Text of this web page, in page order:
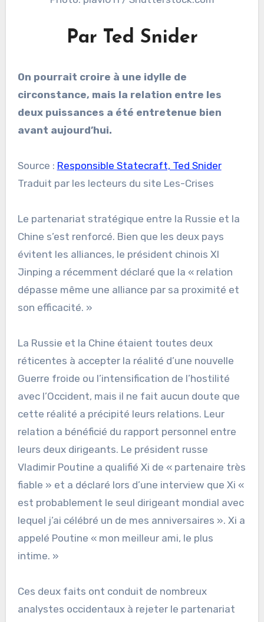
Par Ted Snider
On pourrait croire à une idylle de
circonstance, mais la relation entre les
deux puissances a été entretenue bien
avant aujourd’hui.
Source : Responsible Statecraft, Ted Snider
Traduit par les lecteurs du site Les-Crises
Le partenariat stratégique entre la Russie et la
Chine s’est renforcé. Bien que les deux pays
évitent les alliances, le président chinois XI
Jinping a récemment déclaré que la « relation
dépasse même une alliance par sa proximité et
son efficacité. »
La Russie et la Chine étaient toutes deux
réticentes à accepter la réalité d’une nouvelle
Guerre froide ou l’intensification de l’hostilité
avec l’Occident, mais il ne fait aucun doute que
cette réalité a précipité leurs relations. Leur
relation a bénéficié du rapport personnel entre
leurs deux dirigeants. Le président russe
Vladimir Poutine a qualifié Xi de « partenaire très
fiable » et a déclaré lors d’une interview que Xi «
est probablement le seul dirigeant mondial avec
lequel j’ai célébré un de mes anniversaires ». Xi a
appelé Poutine « mon meilleur ami, le plus
intime. »
Ces deux faits ont conduit de nombreux
analystes occidentaux à rejeter le partenariat